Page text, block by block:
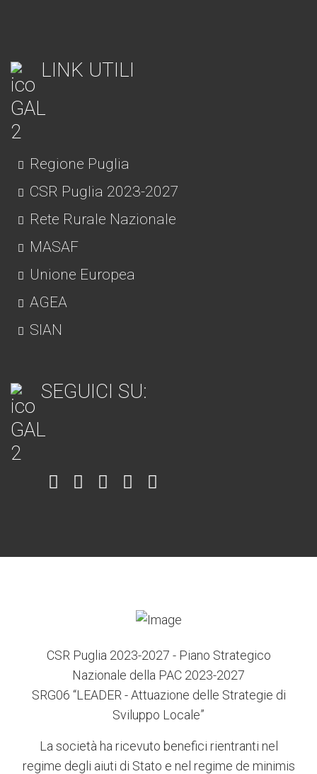
LINK UTILI
Regione Puglia
CSR Puglia 2023-2027
Rete Rurale Nazionale
MASAF
Unione Europea
AGEA
SIAN
SEGUICI SU:
Item Item Item Item
CSR Puglia 2023-2027 - Piano Strategico
Nazionale della PAC 2023-2027
SRG06 “LEADER - Attuazione delle Strategie di
Sviluppo Locale”
La società ha ricevuto benefici rientranti nel
regime degli aiuti di Stato e nel regime de minimis